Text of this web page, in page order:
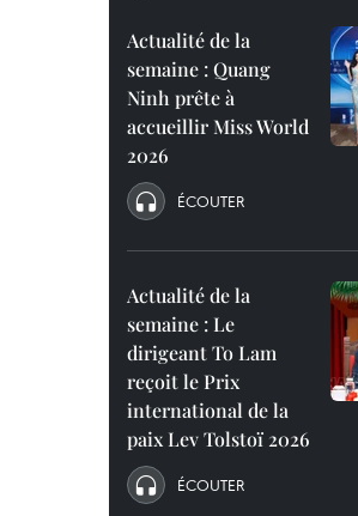
Actualité de la
semaine : Quang
Ninh prête à
accueillir Miss World
2026
ÉCOUTER
Actualité de la
semaine : Le
dirigeant To Lam
reçoit le Prix
international de la
paix Lev Tolstoï 2026
ÉCOUTER